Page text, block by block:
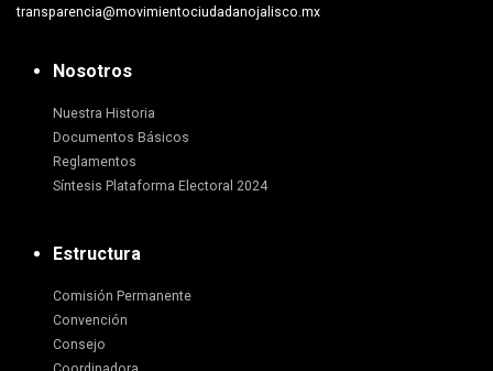
transparencia@movimientociudadanojalisco.mx
Nosotros
Nuestra Historia
Documentos Básicos
Reglamentos
Síntesis Plataforma Electoral 2024
Estructura
Comisión Permanente
Convención
Consejo